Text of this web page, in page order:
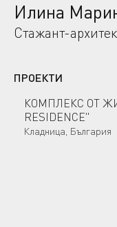
Илина
Стажант-
ПРОЕКТИ
КОМПЛЕКС ОТ
RESIDENCE"
Кладница, България